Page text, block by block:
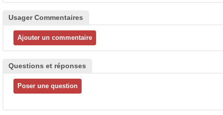
Usager Commentaires
Questions et réponses